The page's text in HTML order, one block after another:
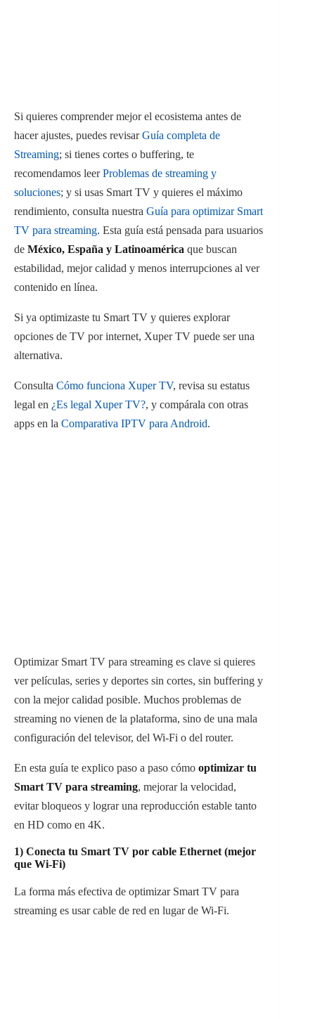
Si quieres comprender mejor el ecosistema antes de
hacer ajustes, puedes revisarGuía completa de
Streaming; si tienes cortes o buffering, te
recomendamos leerProblemas de streaming y
soluciones; y si usas Smart TV y quieres el máximo
rendimiento, consulta nuestra Guía para optimizar Smart
TV para streaming. Esta guía está pensada para usuarios
de México, España y Latinoamérica que buscan
estabilidad, mejor calidad y menos interrupciones al ver
contenido en línea.
Si ya optimizaste tu Smart TV y quieres explorar
opciones de TV por internet, Xuper TV puede ser una
alternativa.
Consulta Cómo funciona Xuper TV, revisa su estatus
legal en ¿Es legal Xuper TV?, y compárala con otras
apps en la Comparativa IPTV para Android.
Optimizar Smart TV para streaming es clave si quieres
ver películas, series y deportes sin cortes, sin buffering y
con la mejor calidad posible. Muchos problemas de
streaming no vienen de la plataforma, sino de una mala
configuración del televisor, del Wi-Fi o del router.
En esta guía te explico paso a paso cómo optimizar tu
Smart TV para streaming, mejorar la velocidad,
evitar bloqueos y lograr una reproducción estable tanto
en HD como en 4K.
1) Conecta tu Smart TV por cable Ethernet (mejor
que Wi-Fi)
La forma más efectiva de optimizar Smart TV para
streaming es usar cable de red en lugar de Wi-Fi.